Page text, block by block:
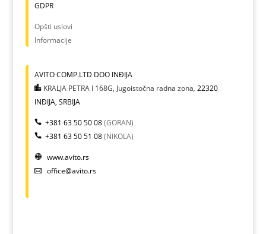
GDPR
Opšti uslovi
Informacije
AVITO COMP.LTD DOO INĐIJA
KRALJA PETRA I 168G, Jugoistočna radna zona, 22320
INĐIJA, SRBIJA
+381 63 50 50 08(GORAN)
+381 63 50 51 08(NIKOLA)
www.avito.rs
office@avito.rs